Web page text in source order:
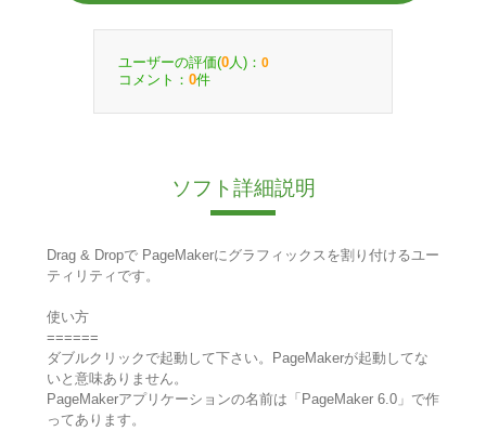
ユーザーの評価(0 人)： 0
コメント： 0件
ソフト詳細説明
Drag & Dropで PageMakerにグラフィックスを割り付けるユー
ティリティです。
使い方
======
ダブルクリックで起動して下さい。PageMakerが起動してな
いと意味ありません。
PageMakerアプリケーションの名前は「PageMaker 6.0」で作
ってあります。